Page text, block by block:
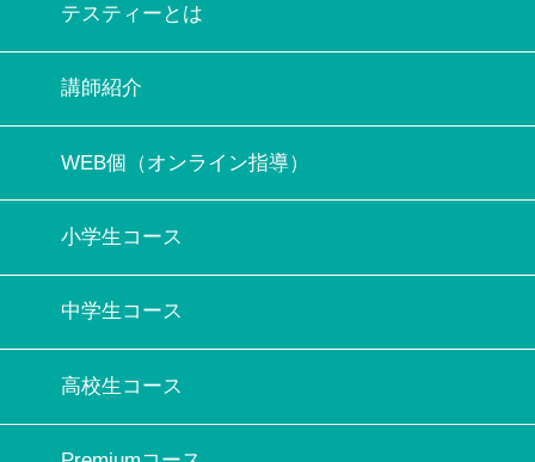
テスティーとは
講師紹介
WEB個（オンライン指導）
小学生コース
中学生コース
高校生コース